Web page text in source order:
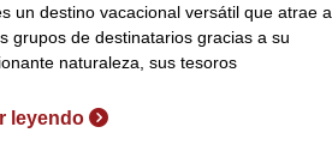
un destino vacacional versátil que atrae a
grupos de destinatarios gracias a su
naturaleza, sus tesoros
leyendo